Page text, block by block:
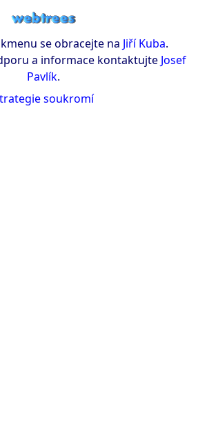
se obracejte na Jiří Kuba.
a informace kontaktujte Josef
Pavlík.
soukromí